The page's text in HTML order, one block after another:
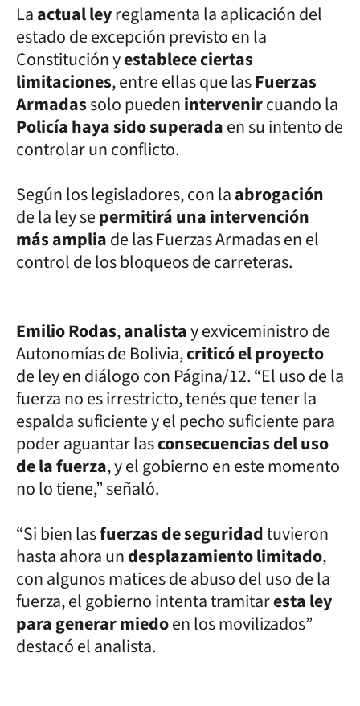
Laactual leyreglamenta la aplicación del
estado de excepción previsto en la
Constitución yestablece ciertas
limitaciones, entre ellas que lasFuerzas
Armadassolo puedenintervenircuando la
Policía haya sido superadaen su intento de
controlar un conflicto.
Según los legisladores, con laabrogación
de la ley sepermitirá una intervención
más ampliade las Fuerzas Armadas en el
control de los bloqueos de carreteras.
Emilio Rodas,analistay exviceministro de
Autonomías de Bolivia,criticó el proyecto
de ley en diálogo con Página/12. “El uso de la
fuerza no es irrestricto, tenés que tener la
espalda suficiente y el pecho suficiente para
poder aguantar lasconsecuencias del uso
de la fuerza, y el gobierno en este momento
no lo tiene,” señaló.
“Si bien lasfuerzas de seguridadtuvieron
hasta ahora undesplazamiento limitado,
con algunos matices de abuso del uso de la
fuerza, el gobierno intenta tramitaresta ley
para generar miedoen los movilizados”
destacó el analista.